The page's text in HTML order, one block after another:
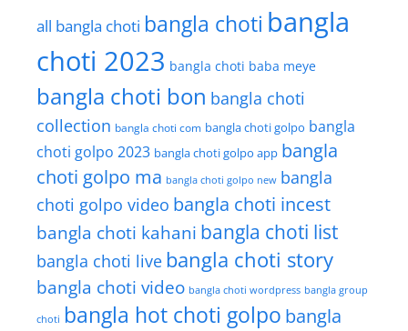
all bangla choti bangla choti bangla
choti 2023 bangla choti baba meye
bangla choti bon bangla choti
collection bangla choti com bangla choti golpo bangla
choti golpo 2023 bangla choti golpo app bangla
choti golpo ma bangla choti golpo new bangla
choti golpo video bangla choti incest
bangla choti kahani bangla choti list
bangla choti live bangla choti story
bangla choti video bangla choti wordpress bangla group
choti bangla hot choti golpo bangla